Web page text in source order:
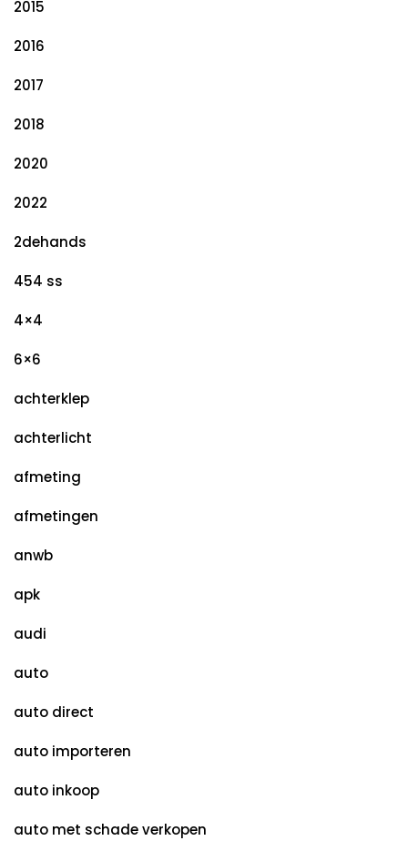
2015
2016
2017
2018
2020
2022
2dehands
454 ss
4×4
6×6
achterklep
achterlicht
afmeting
afmetingen
anwb
apk
audi
auto
auto direct
auto importeren
auto inkoop
auto met schade verkopen